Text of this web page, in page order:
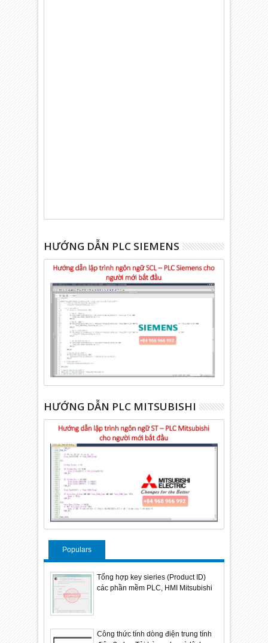
HƯỚNG DẪN PLC SIEMENS
HƯỚNG DẪN PLC MITSUBISHI
Populars
Tổng hợp key sieries (Product ID)
các phần mềm PLC, HMI Mitsubishi
Công thức tính dòng điện trung tính